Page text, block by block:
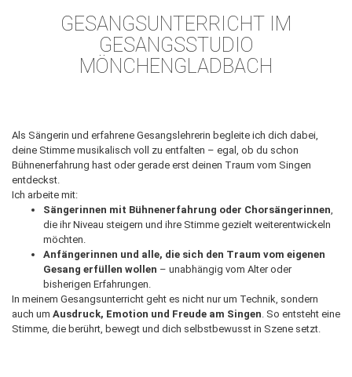
GESANGSUNTERRICHT IM
GESANGSSTUDIO
MÖNCHENGLADBACH
Als Sängerin und erfahrene Gesangslehrerin begleite ich dich dabei,
deine Stimme musikalisch voll zu entfalten – egal, ob du schon
Bühnenerfahrung hast oder gerade erst deinen Traum vom Singen
entdeckst.
Ich arbeite mit:
Sängerinnen mit Bühnenerfahrung oder Chorsängerinnen,
die ihr Niveau steigern und ihre Stimme gezielt weiterentwickeln
möchten.
Anfängerinnen und alle, die sich den Traum vom eigenen
Gesang erfüllen wollen – unabhängig vom Alter oder
bisherigen Erfahrungen.
In meinem Gesangsunterricht geht es nicht nur um Technik, sondern
auch um Ausdruck, Emotion und Freude am Singen. So entsteht eine
Stimme, die berührt, bewegt und dich selbstbewusst in Szene setzt.